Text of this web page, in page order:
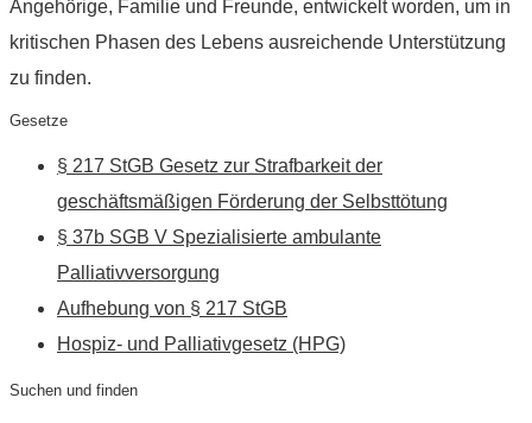
Angehörige, Familie und Freunde, entwickelt worden, um in
kritischen Phasen des Lebens ausreichende Unterstützung
zu finden.
Gesetze
§ 217 StGB Gesetz zur Strafbarkeit der
geschäftsmäßigen Förderung der Selbsttötung
§ 37b SGB V Spezialisierte ambulante
Palliativversorgung
Aufhebung von § 217 StGB
Hospiz- und Palliativgesetz (HPG)
Suchen und finden